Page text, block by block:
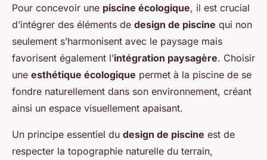
Pour concevoir une piscine écologique, il est crucial
d’intégrer des éléments de design de piscine qui non
seulement s’harmonisent avec le paysage mais
favorisent également l’intégration paysagère. Choisir
une esthétique écologique permet à la piscine de se
fondre naturellement dans son environnement, créant
ainsi un espace visuellement apaisant.
Un principe essentiel du design de piscine est de
respecter la topographie naturelle du terrain,